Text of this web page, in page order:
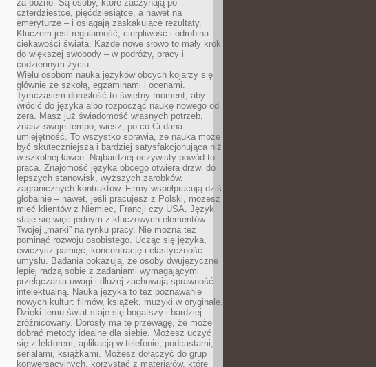
za późno. Są osoby, które zaczynają po
czterdziestce, pięćdziesiątce, a nawet na
emeryturze – i osiągają zaskakujące rezultaty.
Kluczem jest regularność, cierpliwość i odrobina
ciekawości świata. Każde nowe słowo to mały krok
do większej swobody – w podróży, pracy i
codziennym życiu.
Wielu osobom nauka języków obcych kojarzy się
głównie ze szkołą, egzaminami i ocenami.
Tymczasem dorosłość to świetny moment, aby
wrócić do języka albo rozpocząć naukę nowego od
zera. Masz już świadomość własnych potrzeb,
znasz swoje tempo, wiesz, po co Ci dana
umiejętność. To wszystko sprawia, że nauka może
być skuteczniejsza i bardziej satysfakcjonująca niż
w szkolnej ławce. Najbardziej oczywisty powód to
praca. Znajomość języka obcego otwiera drzwi do
lepszych stanowisk, wyższych zarobków,
zagranicznych kontraktów. Firmy współpracują dziś
globalnie – nawet, jeśli pracujesz z Polski, możesz
mieć klientów z Niemiec, Francji czy USA. Język
staje się więc jednym z kluczowych elementów
Twojej „marki” na rynku pracy. Nie można też
pominąć rozwoju osobistego. Ucząc się języka,
ćwiczysz pamięć, koncentrację i elastyczność
umysłu. Badania pokazują, że osoby dwujęzyczne
lepiej radzą sobie z zadaniami wymagającymi
przełączania uwagi i dłużej zachowują sprawność
intelektualną. Nauka języka to też poznawanie
nowych kultur: filmów, książek, muzyki w oryginale.
Dzięki temu świat staje się bogatszy i bardziej
zróżnicowany. Dorosły ma tę przewagę, że może
dobrać metody idealne dla siebie. Możesz uczyć
się z lektorem, aplikacją w telefonie, podcastami,
serialami, książkami. Możesz dołączyć do grup
konwersacyjnych, korzystać z materiałów, które